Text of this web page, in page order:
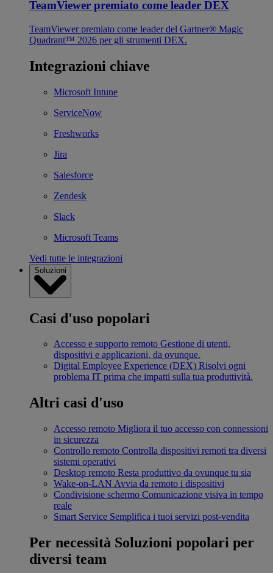
TeamViewer premiato come leader DEX
TeamViewer premiato come leader del Gartner® Magic
Quadrant™ 2026 per gli strumenti DEX.
Integrazioni chiave
Microsoft Intune
ServiceNow
Freshworks
Jira
Salesforce
Zendesk
Slack
Microsoft Teams
Vedi tutte le integrazioni
Soluzioni
Casi d'uso popolari
Accesso e supporto remoto Gestione di utenti,
dispositivi e applicazioni, da ovunque.
Digital Employee Experience (DEX) Risolvi ogni
problema IT prima che impatti sulla tua produttività.
Altri casi d'uso
Accesso remoto Migliora il tuo accesso con connessioni
in sicurezza
Controllo remoto Controlla dispositivi remoti tra diversi
sistemi operativi
Desktop remoto Resta produttivo da ovunque tu sia
Wake-on-LAN Avvia da remoto i dispositivi
Condivisione schermo Comunicazione visiva in tempo
reale
Smart Service Semplifica i tuoi servizi post-vendita
Per necessità Soluzioni popolari per
diversi team